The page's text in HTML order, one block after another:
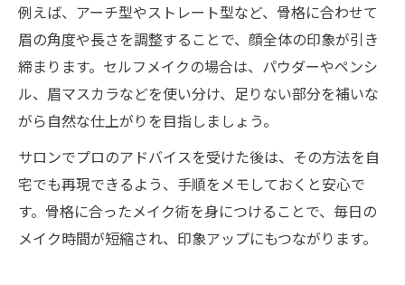
例えば、アーチ型やストレート型など、骨格に合わせて
眉の角度や長さを調整することで、顔全体の印象が引き
締まります。セルフメイクの場合は、パウダーやペンシ
ル、眉マスカラなどを使い分け、足りない部分を補いな
がら自然な仕上がりを目指しましょう。
サロンでプロのアドバイスを受けた後は、その方法を自
宅でも再現できるよう、手順をメモしておくと安心で
す。骨格に合ったメイク術を身につけることで、毎日の
メイク時間が短縮され、印象アップにもつながります。